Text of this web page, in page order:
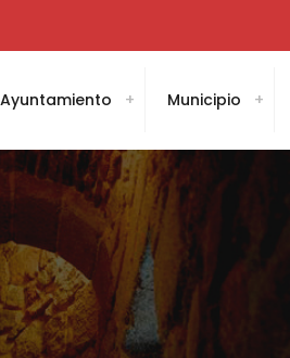
Ayuntamiento Municipio